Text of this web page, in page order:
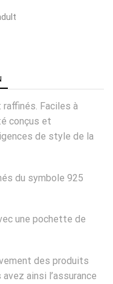
Faciles à
conçus et
de style de la
du symbole 925
une pochette de
des produits
ainsi l’assurance